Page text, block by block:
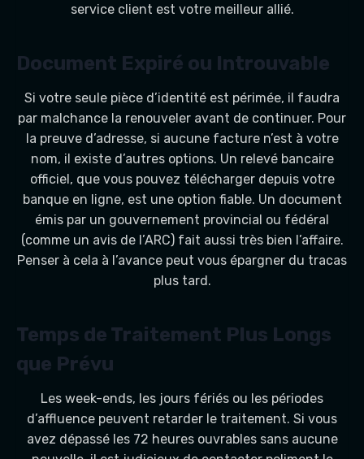
service client est votre meilleur allié.
Document Expiré ou Introuvable
Si votre seule pièce d’identité est périmée, il faudra
par malchance la renouveler avant de continuer. Pour
la preuve d’adresse, si aucune facture n’est à votre
nom, il existe d’autres options. Un relevé bancaire
officiel, que vous pouvez télécharger depuis votre
banque en ligne, est une option fiable. Un document
émis par un gouvernement provincial ou fédéral
(comme un avis de l’ARC) fait aussi très bien l’affaire.
Penser à cela à l’avance peut vous épargner du tracas
plus tard.
Temps de Traitement Plus Longs
que Prévu
Les week-ends, les jours fériés ou les périodes
d’affluence peuvent retarder le traitement. Si vous
avez dépassé les 72 heures ouvrables sans aucune